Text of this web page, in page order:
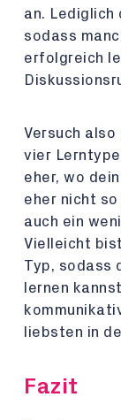
an. Lediglich
sodass
erfolgreich
Versuch
vier
eher, wo
eher nicht
auch ein
Vielleicht
Typ, sodass
lernen
liebsten in
Fazit